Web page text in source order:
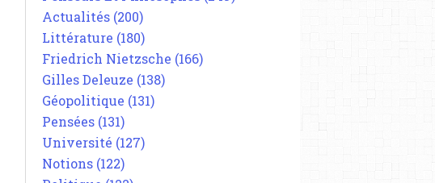
Actualités (200)
Littérature (180)
Friedrich Nietzsche (166)
Gilles Deleuze (138)
Géopolitique (131)
Pensées (131)
Université (127)
Notions (122)